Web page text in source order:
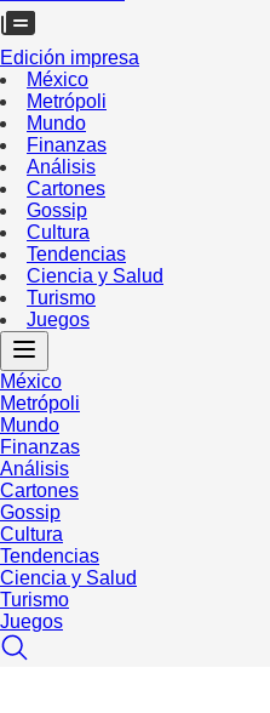
Edición impresa
México
Metrópoli
Mundo
Finanzas
Análisis
Cartones
Gossip
Cultura
Tendencias
Ciencia y Salud
Turismo
Juegos
México
Metrópoli
Mundo
Finanzas
Análisis
Cartones
Gossip
Cultura
Tendencias
Ciencia y Salud
Turismo
Juegos